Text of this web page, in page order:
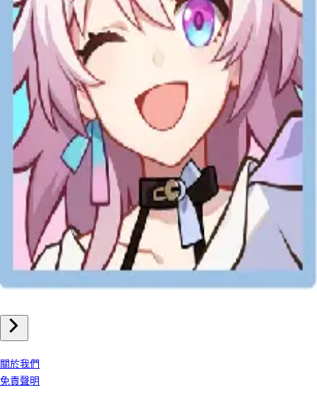
手機遊戲
崩壞星穹鐵道 儲值
關於我們
免責聲明